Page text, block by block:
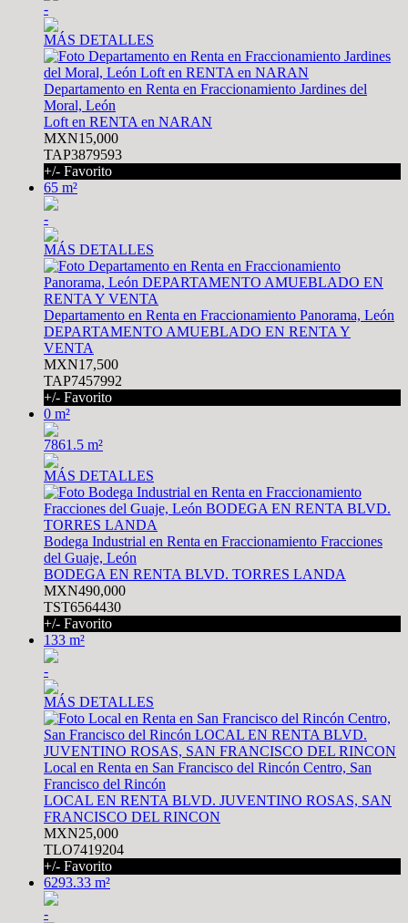
-
MÁS DETALLES
Departamento en Renta en Fraccionamiento Jardines del
Moral, León
Loft en RENTA en NARAN
MXN15,000
TAP3879593
+/- Favorito
65 m²
-
MÁS DETALLES
Departamento en Renta en Fraccionamiento Panorama, León
DEPARTAMENTO AMUEBLADO EN RENTA Y
VENTA
MXN17,500
TAP7457992
+/- Favorito
0 m²
7861.5 m²
MÁS DETALLES
Bodega Industrial en Renta en Fraccionamiento Fracciones
del Guaje, León
BODEGA EN RENTA BLVD. TORRES LANDA
MXN490,000
TST6564430
+/- Favorito
133 m²
-
MÁS DETALLES
Local en Renta en San Francisco del Rincón Centro, San
Francisco del Rincón
LOCAL EN RENTA BLVD. JUVENTINO ROSAS, SAN
FRANCISCO DEL RINCON
MXN25,000
TLO7419204
+/- Favorito
6293.33 m²
-